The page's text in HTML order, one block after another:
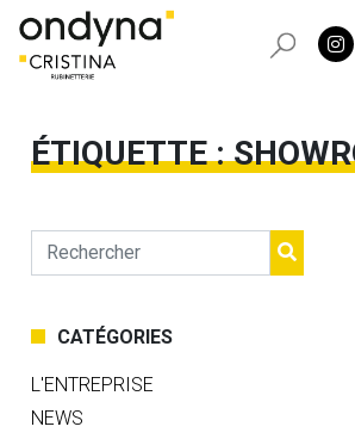
ÉTIQUETTE :
CATÉGORIES
L'ENTREPRISE
NEWS